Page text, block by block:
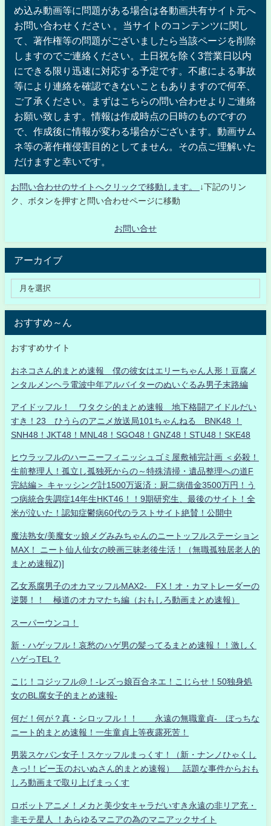
め込み動画等に問題がある場合は各動画共有サイト元へ
お問い合わせください 。当サイトのコンテンツに関し
て、著作権等の問題がございましたら当該ページを削除
しますのでご連絡ください。土日祝を除く3営業日以内
にできる限り迅速に対応する予定です。不慮による事故
等により連絡を確認できないこともありますので何卒、
ご了承ください。まずはこちらの問い合わせよりご連絡
お願い致します。情報は作成時点の日時のものですの
で、作成後に情報が変わる場合がございます。動画サム
ネ等の著作権侵害目的としてません。その点ご理解いた
だけますと幸いです。
お問い合わせのサイトへクリックで移動します。
↓下記のリン
ク、ボタンを押すと問い合わせページに移動
お問い合せ
アーカイブ
おすすめ～ん
おすすめサイト
おネコさん的まとめ速報 僕の彼女はエリーちゃん人形！豆腐メ
ンタルメンヘラ電波中年アルバイターのぬいぐるみ男子末路編
アイドッフル！ ワタクシ的まとめ速報 地下格闘アイドルだい
すき！23 ひうらのアニメ放送局101ちゃんねる BNK48 ！
SNH48！JKT48！MNL48！SGO48！GNZ48！STU48！SKE48
ヒウラッフルのハーニーフィニッシュゴミ屋敷補完計画 ＜必殺！
生前整理人！孤立し孤独死からの～特殊清掃・遺品整理への道F
完結編＞ キャッシング計1500万返済：厨二病借金3500万円！う
つ病統合失調症14年生HKT46！！9期研究生、最後のサイト！全
米が泣いた！認知症鬱病60代のラストサイト絶賛！公開中
魔法熟女/美魔女ッ娘メグみみちゃんのニートッフルステーション
MAX！ ニート仙人仙女の映画三昧老後生活！（無職孤独居老人的
まとめ速報Z)]
乙女系腐男子のオカマッフルMAX2- FX！オ・カマトレーダーの
逆襲！！ 極道のオカマたち編（おもしろ動画まとめ速報）
スーパーウンコ！
新・ハゲッフル！哀愁のハゲ男の髪ってるまとめ速報！！激しく
ハゲっTEL？
こじ！コジッフル@！-レズっ娘百合ネエ！こじらせ！50独身処
女のBL腐女子的まとめ速報-
何だ！何が？真・シロッフル！！ 永遠の無職童貞- ぼっちな
ニート的まとめ速報！一生童貞上等夜露死苦！
男装スケバン女子！スケッフルまっくす！（新・ナンノひゃくし
きっ!！ビー玉のおいぬさん的まとめ速報） 話題な事件からおも
しろ動画まで取り上げまっくす
ロボットアニメ！メカと美少女キャラだいすき永遠の非リア充・
非モテ星人 ！あらゆるマニアの為のマニアックサイト